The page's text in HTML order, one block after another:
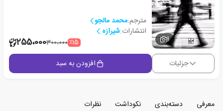
1
مترجم:محمد مالجو
انتشارات:شیرازه
٪15300،000255،000
جزئیات افزودن به سبد
معرفی دسته‌بندی نکوداشت
نظرات